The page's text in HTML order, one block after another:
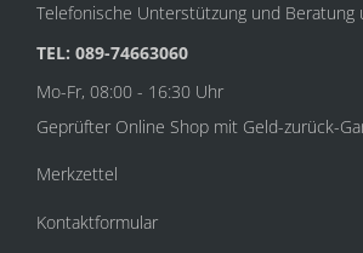
Telefonische Unterstützung und Beratung
TEL: 089-74663060
Mo-Fr, 08:00 - 16:30 Uhr
Geprüfter Online Shop mit Geld-zurück-
Merkzettel
Kontaktformular